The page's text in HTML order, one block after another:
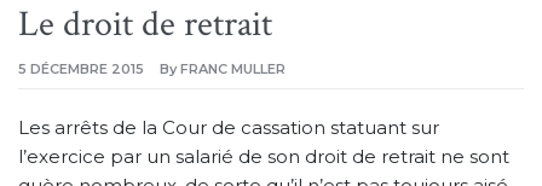
Le droit de retrait
5 DÉCEMBRE 2015 By FRANC MULLER
Les arrêts de la Cour de cassation statuant sur
l’exercice par un salarié de son droit de retrait ne sont